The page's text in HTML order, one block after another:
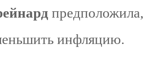
инфляцию.